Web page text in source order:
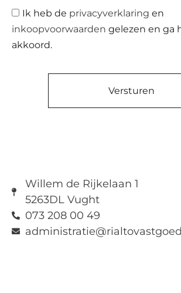
Ik heb de privacyverklaring en
inkoopvoorwaarden gelezen en ga
akkoord.
Versturen
Willem de Rijkelaan 1
5263DL Vught
073 208 00 49